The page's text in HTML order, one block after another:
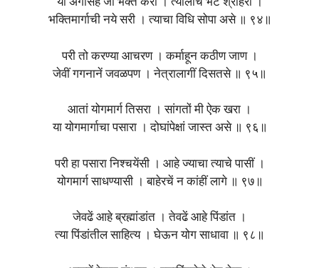
या अंगासह जो भक्त करी । त्यालाच भेटे श्रीहरी ।
भक्तिमार्गाची नये सरी । त्याचा विधि सोपा असे ॥ ९४॥
परी तो करण्या आचरण । कर्माहून कठीण जाण ।
जेवीं गगनानें जवळपण । नेत्रालागीं दिसतसे ॥ ९५॥
आतां योगमार्ग तिसरा । सांगतों मी ऐक खरा ।
या योगमार्गाचा पसारा । दोघांपेक्षां जास्त असे ॥ ९६॥
परी हा पसारा निश्चयेंसी । आहे ज्याचा त्याचे पासीं ।
योगमार्ग साधण्यासी । बाहेरचें न कांहीं लागे ॥ ९७॥
जेवढें आहे ब्रह्मांडांत । तेवढें आहे पिंडांत ।
त्या पिंडांतील साहित्य । घेऊन योग साधावा ॥ ९८॥